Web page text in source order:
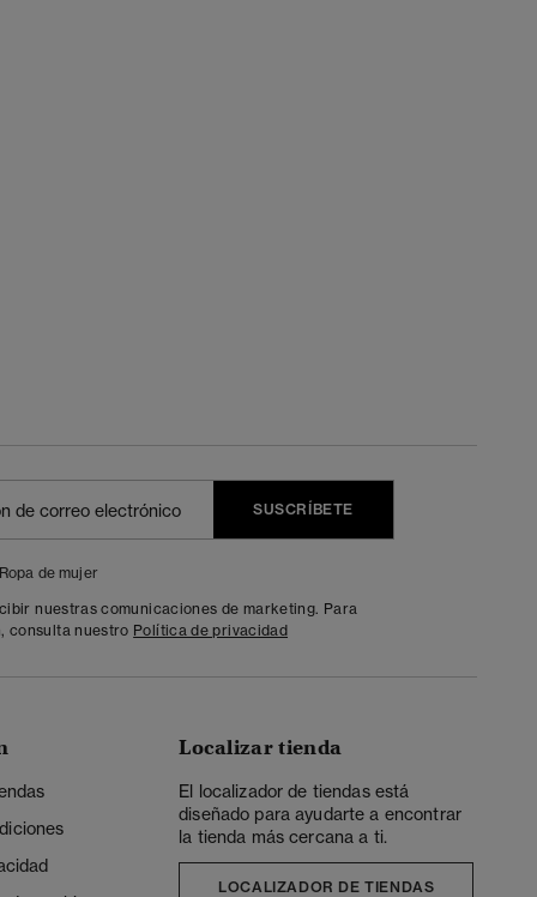
SUSCRÍBETE
de mujer
nuestras comunicaciones de marketing. Para
consulta nuestro Política de privacidad
Localizar tienda
El localizador de tiendas está
diseñado para ayudarte a encontrar
la tienda más cercana a ti.
LOCALIZADOR DE TIENDAS